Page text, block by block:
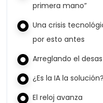
primera mano”
Una crisis
por esto antes
Arreglando el
¿Es la IA la
El reloj avanza